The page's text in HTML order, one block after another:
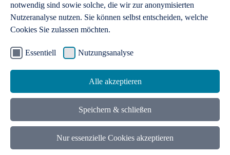
notwendig sind sowie solche, die wir zur anonymisierten
Nutzeranalyse nutzen. Sie können selbst entscheiden, welche
Cookies Sie zulassen möchten.
Essentiell Nutzungsanalyse
Alle akzeptieren
Speichern & schließen
Nur essenzielle Cookies akzeptieren
.de-Domains
Mit einer .de-Domain erhalten Ideen eine Bühne